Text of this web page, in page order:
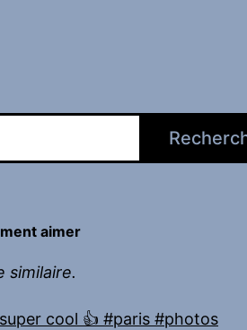
aimer
similaire.
cool 👍 #paris #photos